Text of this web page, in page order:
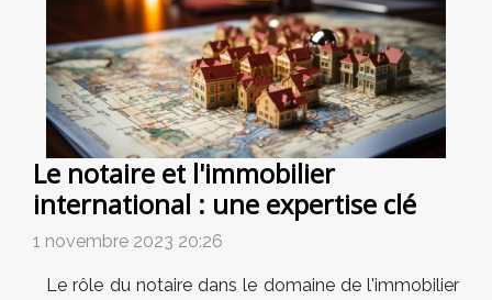
Le notaire et l'immobilier
international : une expertise clé
1 novembre 2023 20:26
Le rôle du notaire dans le domaine de l'immobilier